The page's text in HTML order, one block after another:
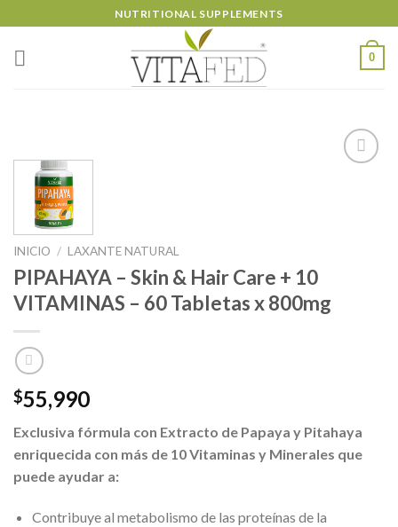
to
content
NUTRITIONAL SUPPLEMENTS
0
INICIO / LAXANTE NATURAL
PIPAHAYA – Skin & Hair Care + 10
VITAMINAS – 60 Tabletas x 800mg
$55,990
Exclusiva fórmula con Extracto de Papaya y Pitahaya
enriquecida con más de 10 Vitaminas y Minerales que
puede ayudar a:
Contribuye al metabolismo de las proteínas de la